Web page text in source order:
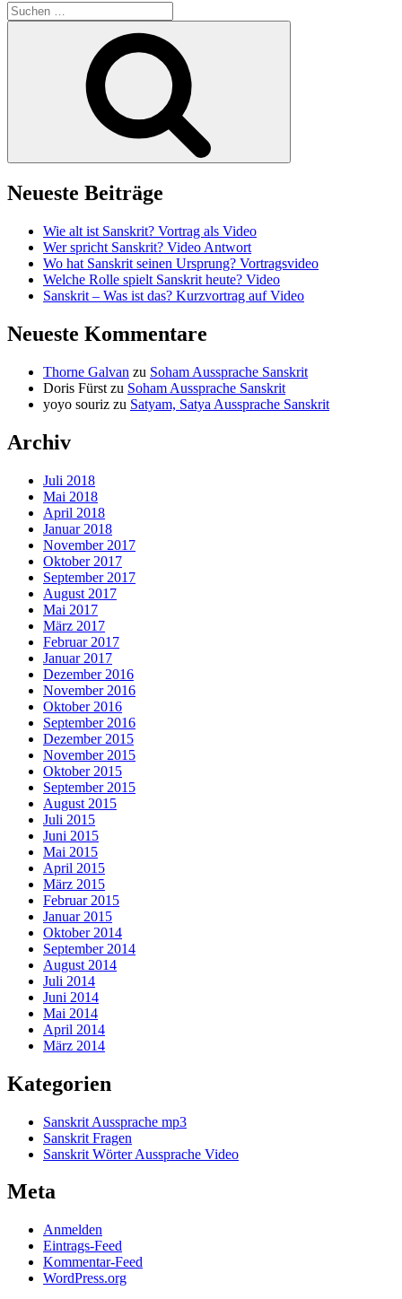
Suchen
nach:
Neueste Beiträge
Wie alt ist Sanskrit? Vortrag als Video
Wer spricht Sanskrit? Video Antwort
Wo hat Sanskrit seinen Ursprung? Vortragsvideo
Welche Rolle spielt Sanskrit heute? Video
Sanskrit – Was ist das? Kurzvortrag auf Video
Neueste Kommentare
Thorne Galvan zu Soham Aussprache Sanskrit
Doris Fürst zu Soham Aussprache Sanskrit
yoyo souriz zu Satyam, Satya Aussprache Sanskrit
Archiv
Juli 2018
Mai 2018
April 2018
Januar 2018
November 2017
Oktober 2017
September 2017
August 2017
Mai 2017
März 2017
Februar 2017
Januar 2017
Dezember 2016
November 2016
Oktober 2016
September 2016
Dezember 2015
November 2015
Oktober 2015
September 2015
August 2015
Juli 2015
Juni 2015
Mai 2015
April 2015
März 2015
Februar 2015
Januar 2015
Oktober 2014
September 2014
August 2014
Juli 2014
Juni 2014
Mai 2014
April 2014
März 2014
Kategorien
Sanskrit Aussprache mp3
Sanskrit Fragen
Sanskrit Wörter Aussprache Video
Meta
Anmelden
Eintrags-Feed
Kommentar-Feed
WordPress.org